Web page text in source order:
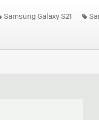
Samsung Galaxy S21